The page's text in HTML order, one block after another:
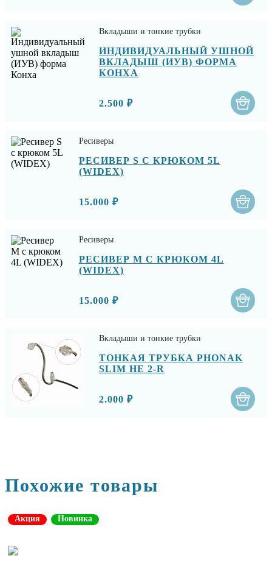
Вкладыши и тонкие трубки
ИНДИВИДУАЛЬНЫЙ УШНОЙ
ВКЛАДЫШ (ИУВ) ФОРМА
КОНХА
2.500 ₽
Ресиверы
РЕСИВЕР S С КРЮКОМ 5L
(WIDEX)
15.000 ₽
Ресиверы
РЕСИВЕР M С КРЮКОМ 4L
(WIDEX)
15.000 ₽
Вкладыши и тонкие трубки
ТОНКАЯ ТРУБКА PHONAK
SLIM HE 2-R
2.000 ₽
Похожие товары
Акция Новинка